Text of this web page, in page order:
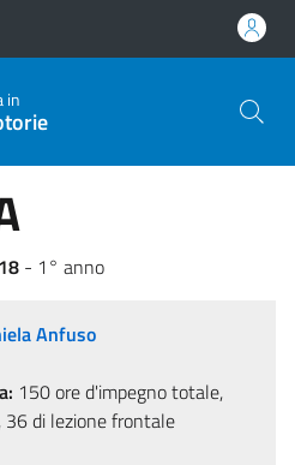
in
- 1° anno
Anfuso
150 ore d'impegno totale,
36 di lezione frontale